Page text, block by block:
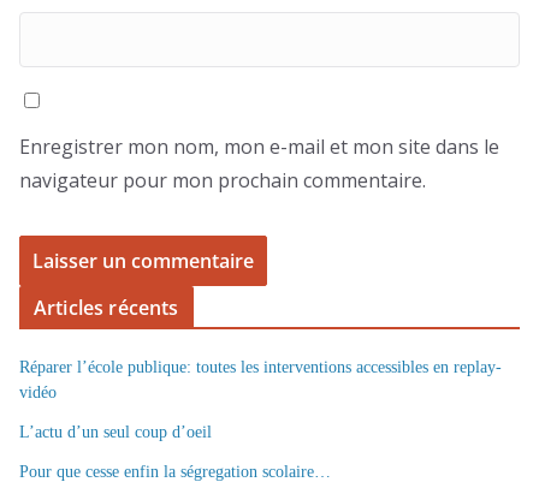
Enregistrer mon nom, mon e-mail et mon site dans le
navigateur pour mon prochain commentaire.
Articles récents
Réparer l’école publique: toutes les interventions accessibles en replay-
vidéo
L’actu d’un seul coup d’oeil
Pour que cesse enfin la ségregation scolaire…